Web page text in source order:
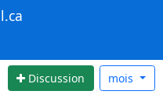
Discussion mois